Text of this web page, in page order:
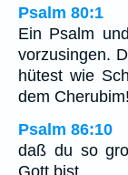
Psalm 80:1
Ein Psalm
vorzusingen.
hütest wie
dem Cherubim!
Psalm 86:10
daß du so